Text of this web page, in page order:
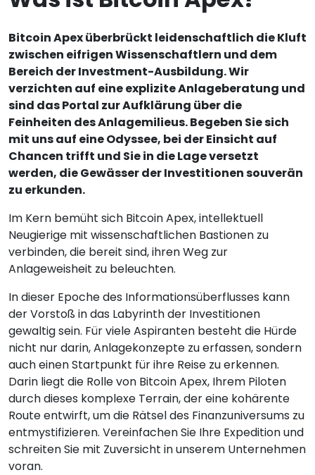
Bitcoin Apex überbrückt leidenschaftlich die Kluft
zwischen eifrigen Wissenschaftlern und dem
Bereich der Investment-Ausbildung. Wir
verzichten auf eine explizite Anlageberatung und
sind das Portal zur Aufklärung über die
Feinheiten des Anlagemilieus. Begeben Sie sich
mit uns auf eine Odyssee, bei der Einsicht auf
Chancen trifft und Sie in die Lage versetzt
werden, die Gewässer der Investitionen souverän
zu erkunden.
Im Kern bemüht sich Bitcoin Apex, intellektuell
Neugierige mit wissenschaftlichen Bastionen zu
verbinden, die bereit sind, ihren Weg zur
Anlageweisheit zu beleuchten.
In dieser Epoche des Informationsüberflusses kann
der Vorstoß in das Labyrinth der Investitionen
gewaltig sein. Für viele Aspiranten besteht die Hürde
nicht nur darin, Anlagekonzepte zu erfassen, sondern
auch einen Startpunkt für ihre Reise zu erkennen.
Darin liegt die Rolle von Bitcoin Apex, Ihrem Piloten
durch dieses komplexe Terrain, der eine kohärente
Route entwirft, um die Rätsel des Finanzuniversums zu
entmystifizieren. Vereinfachen Sie Ihre Expedition und
schreiten Sie mit Zuversicht in unserem Unternehmen
voran.